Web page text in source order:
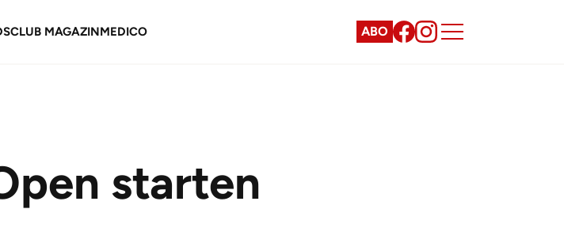
CLUB MAGAZINMEDICO ABO
starten